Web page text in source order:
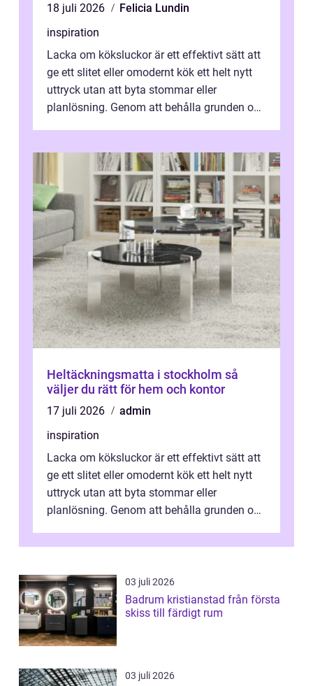
18 juli 2026
Felicia Lundin
inspiration
Lacka om köksluckor är ett effektivt sätt att
ge ett slitet eller omodernt kök ett helt nytt
uttryck utan att byta stommar eller
planlösning. Genom att behålla grunden och
Heltäckningsmatta i stockholm så
väljer du rätt för hem och kontor
17 juli 2026
admin
inspiration
Lacka om köksluckor är ett effektivt sätt att
ge ett slitet eller omodernt kök ett helt nytt
uttryck utan att byta stommar eller
planlösning. Genom att behålla grunden och
03 juli 2026
Badrum kristianstad från första
skiss till färdigt rum
03 juli 2026